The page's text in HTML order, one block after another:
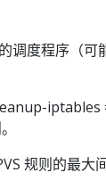
调度程序（
iptables
规则的最大